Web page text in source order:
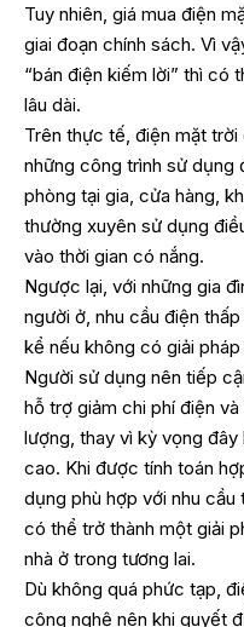
Tuy nhiên, giá mua điện
giai đoạn chính sách. Vì
“bán điện kiếm lời” thì có
lâu dài.
Trên thực tế, điện mặt trời
những công trình sử dụng
phòng tại gia, cửa hàng,
thường xuyên sử dụng
vào thời gian có nắng.
Ngược lại, với những gia
người ở, nhu cầu điện
kể nếu không có giải
Người sử dụng nên tiếp
hỗ trợ giảm chi phí điện
lượng, thay vì kỳ vọng
cao. Khi được tính toán
dụng phù hợp với nhu
có thể trở thành một giải
nhà ở trong tương lai.
Dù không quá phức tạp,
công nghệ nên khi quyết